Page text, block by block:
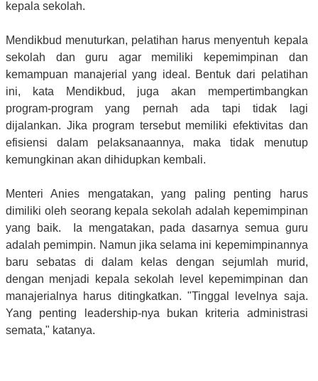
kepala sekolah.
Mendikbud menuturkan, pelatihan harus menyentuh kepala
sekolah dan guru agar memiliki kepemimpinan dan
kemampuan manajerial yang ideal. Bentuk dari pelatihan
ini, kata Mendikbud, juga akan mempertimbangkan
program-program yang pernah ada tapi tidak lagi
dijalankan. Jika program tersebut memiliki efektivitas dan
efisiensi dalam pelaksanaannya, maka tidak menutup
kemungkinan akan dihidupkan kembali.
Menteri Anies mengatakan, yang paling penting harus
dimiliki oleh seorang kepala sekolah adalah kepemimpinan
yang baik. Ia mengatakan, pada dasarnya semua guru
adalah pemimpin. Namun jika selama ini kepemimpinannya
baru sebatas di dalam kelas dengan sejumlah murid,
dengan menjadi kepala sekolah level kepemimpinan dan
manajerialnya harus ditingkatkan. "Tinggal levelnya saja.
Yang penting leadership-nya bukan kriteria administrasi
semata," katanya.